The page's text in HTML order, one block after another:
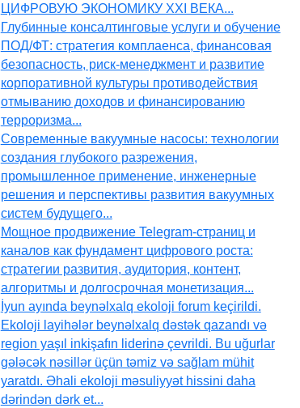
ЦИФРОВУЮ ЭКОНОМИКУ XXI ВЕКА...
Глубинные консалтинговые услуги и обучение
ПОД/ФТ: стратегия комплаенса, финансовая
безопасность, риск-менеджмент и развитие
корпоративной культуры противодействия
отмыванию доходов и финансированию
терроризма...
Современные вакуумные насосы: технологии
создания глубокого разрежения,
промышленное применение, инженерные
решения и перспективы развития вакуумных
систем будущего...
Мощное продвижение Telegram-страниц и
каналов как фундамент цифрового роста:
стратегии развития, аудитория, контент,
алгоритмы и долгосрочная монетизация...
İyun ayında beynəlxalq ekoloji forum keçirildi.
Ekoloji layihələr beynəlxalq dəstək qazandı və
region yaşıl inkişafın liderinə çevrildi. Bu uğurlar
gələcək nəsillər üçün təmiz və sağlam mühit
yaratdı. Əhali ekoloji məsuliyyət hissini daha
dərindən dərk et...